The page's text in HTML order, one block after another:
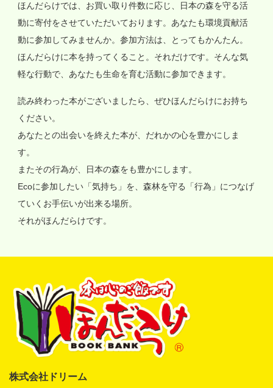
ほんだらけでは、お買い取り件数に応じ、日本の森を守る活
動に寄付をさせていただいております。あなたも環境貢献活
動に参加してみませんか。参加方法は、とってもかんたん。
ほんだらけに本を持ってくること。それだけです。そんな気
軽な行動で、あなたも生命を育む活動に参加できます。
読み終わった本がございましたら、ぜひほんだらけにお持ち
ください。
あなたとの出会いを終えた本が、だれかの心を豊かにしま
す。
またその行為が、日本の森をも豊かにします。
Ecoに参加したい「気持ち」を、森林を守る「行為」につなげ
ていくお手伝いが出来る場所。
それがほんだらけです。
株式会社ドリーム